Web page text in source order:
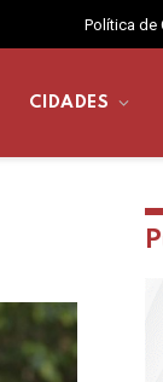
Política de
CIDADES